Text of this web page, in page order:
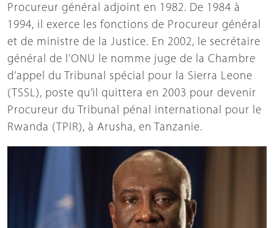
Procureur général adjoint en 1982. De 1984 à
1994, il exerce les fonctions de Procureur général
et de ministre de la Justice. En 2002, le secrétaire
général de l’ONU le nomme juge de la Chambre
d’appel du Tribunal spécial pour la Sierra Leone
(TSSL), poste qu’il quittera en 2003 pour devenir
Procureur du Tribunal pénal international pour le
Rwanda (TPIR), à Arusha, en Tanzanie.